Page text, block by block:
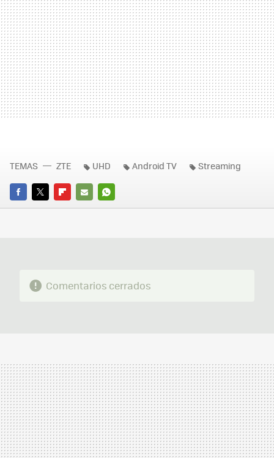
FACEBOOK
TWITTERFLIPBOARD
E-
WHATSAPP
TEMAS ZTE UHD Android TV Streaming
Comentarios cerrados